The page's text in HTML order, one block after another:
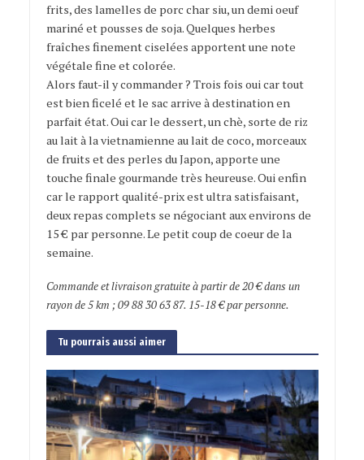
frits, des lamelles de porc char siu, un demi oeuf
mariné et pousses de soja. Quelques herbes
fraîches finement ciselées apportent une note
végétale fine et colorée.
Alors faut-il y commander ? Trois fois oui car tout
est bien ficelé et le sac arrive à destination en
parfait état. Oui car le dessert, un chè, sorte de riz
au lait à la vietnamienne au lait de coco, morceaux
de fruits et des perles du Japon, apporte une
touche finale gourmande très heureuse. Oui enfin
car le rapport qualité-prix est ultra satisfaisant,
deux repas complets se négociant aux environs de
15 € par personne. Le petit coup de coeur de la
semaine.
Commande et livraison gratuite à partir de 20 € dans un
rayon de 5 km ; 09 88 30 63 87. 15-18 € par personne.
Tu pourrais aussi aimer